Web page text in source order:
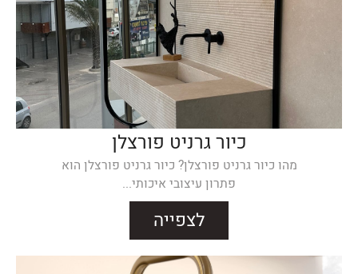
כיור גרניט פורצלן
מהו כיור גרניט פורצלן? כיור גרניט פורצלן הוא
פתרון עיצובי איכותי...
לצפייה